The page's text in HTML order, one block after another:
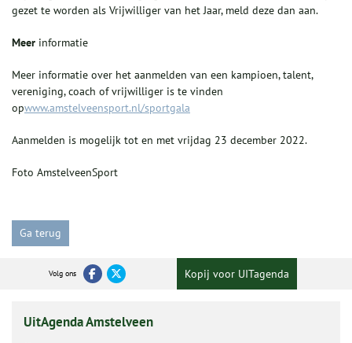
gezet te worden als Vrijwilliger van het Jaar, meld deze dan aan.
Meer informatie
Meer informatie over het aanmelden van een kampioen, talent,
vereniging, coach of vrijwilliger is te vinden
opwww.amstelveensport.nl/sportgala
Aanmelden is mogelijk tot en met vrijdag 23 december 2022.
Foto AmstelveenSport
Ga terug
Volg ons Kopij voor UITagenda
UitAgenda Amstelveen